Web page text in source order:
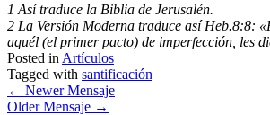
1 Así traduce la Biblia de Jerusalén.
2 La Versión Moderna traduce así Heb.8:8:
aquél (el primer pacto) de imperfección, les
Posted in Artículos
Tagged with santificación
← Newer Mensaje
Older Mensaje →